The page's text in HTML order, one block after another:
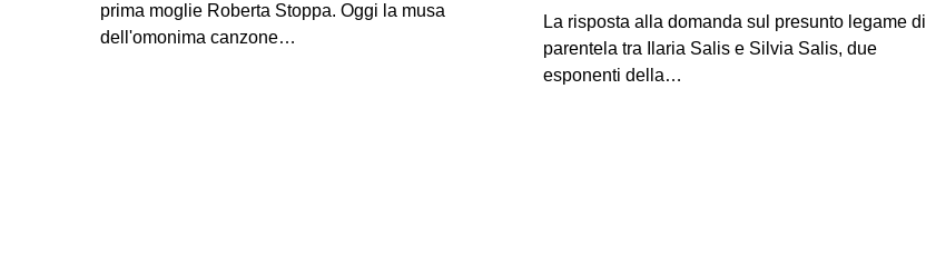
prima moglie Roberta Stoppa. Oggi la musa
dell'omonima canzone…
La risposta alla domanda sul presunto legame di
parentela tra Ilaria Salis e Silvia Salis, due
esponenti della…